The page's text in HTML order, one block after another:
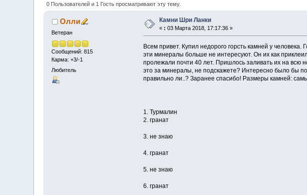
0 Пользователей и 1 Гость просматривают эту тему.
Олли
Ветеран
Сообщений: 815
Карма: +3/-1
Любитель
Камни Шри Ланки
« : 03 Марта 2018, 17:17:36 »
Всем привет. Купил недорого горсть камней у
эти минералы больше не интересуют. Он их как
пролежали почти 40 лет. Пришлось заливать их на всю
это за минералы, не подскажете? Интересно было бы
правильно ли..? Заранее спасибо! Размеры камней:
1. Турмалин
2. гранат
3. не знаю
4. гранат
5. не знаю
6. гранат